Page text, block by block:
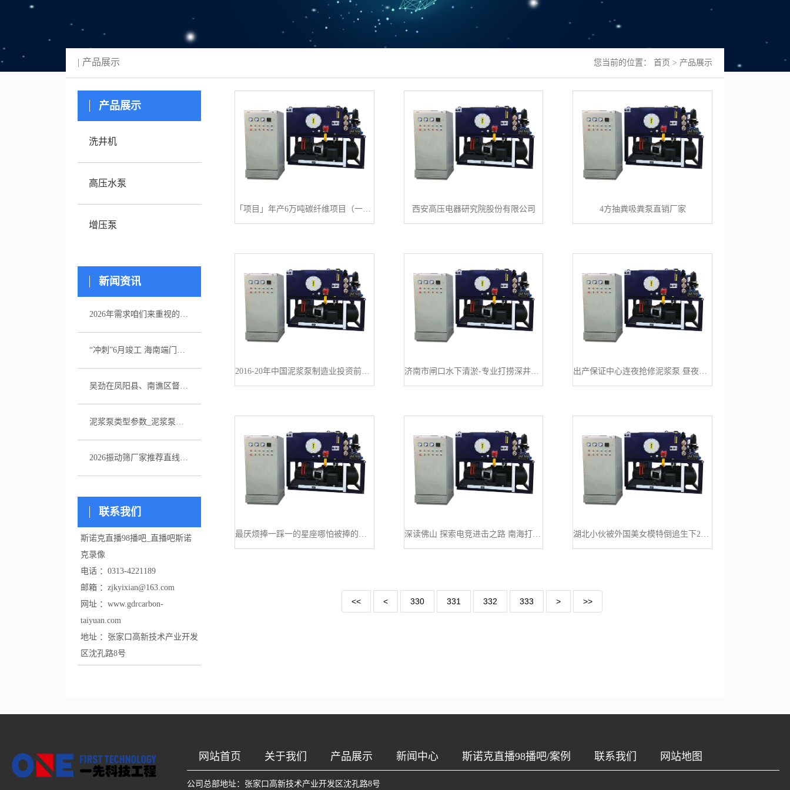
您当前的位置： 首页 > 产品展示
产品展示
产品展示
洗井机
高压水泵
增压泵
新闻资讯
2026年需求咱们来重视的五家注浆泵厂家引荐
“冲刺”6月竣工 海南端门岭矿区（二期）年产530万吨花岗岩骨料项目综合楼封顶
吴劲在凤阳县、南谯区督导杰出生态环境问题整改作业
泥浆泵类型参数_泥浆泵选型_图片
2026振动筛厂家推荐直线振动筛超声波直排厂家优选指南！
联系我们
斯诺克直播98播吧_直播吧斯诺
克录像
电话 ： 0313-4221189
邮箱 ： zjkyixian@163.com
网址 ： www.gdrcarbon-
taiyuan.com
地址 ： 张家口高新技术产业开发
区沈孔路8号
西安高压电器研究院股份有限公司 4方抽粪吸粪泵直销厂家
2016-20年中国泥浆泵制造业投资前景分析与转型升级策略研究报告 济南市闸口水下清淤-专业打捞深井潜水泵 出产保证中心连夜抢修泥浆泵 昼夜奋战保出产
<< < 330 331 332 333 > >>
网站首页 关于我们 产品展示 新闻中心 斯诺克直播98播吧/案例 联系我们 网站地图
公司总部地址： 张家口高新技术产业开发区沈孔路8号